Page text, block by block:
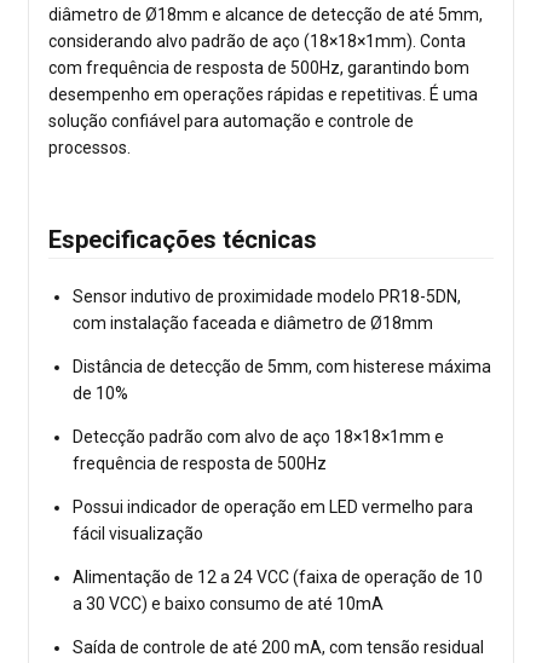
diâmetro de Ø18mm e alcance de detecção de até 5mm,
considerando alvo padrão de aço (18×18×1mm). Conta
com frequência de resposta de 500Hz, garantindo bom
desempenho em operações rápidas e repetitivas. É uma
solução confiável para automação e controle de
processos.
Especificações técnicas
Sensor indutivo de proximidade modelo PR18-5DN,
com instalação faceada e diâmetro de Ø18mm
Distância de detecção de 5mm, com histerese máxima
de 10%
Detecção padrão com alvo de aço 18×18×1mm e
frequência de resposta de 500Hz
Possui indicador de operação em LED vermelho para
fácil visualização
Alimentação de 12 a 24 VCC (faixa de operação de 10
a 30 VCC) e baixo consumo de até 10mA
Saída de controle de até 200 mA, com tensão residual